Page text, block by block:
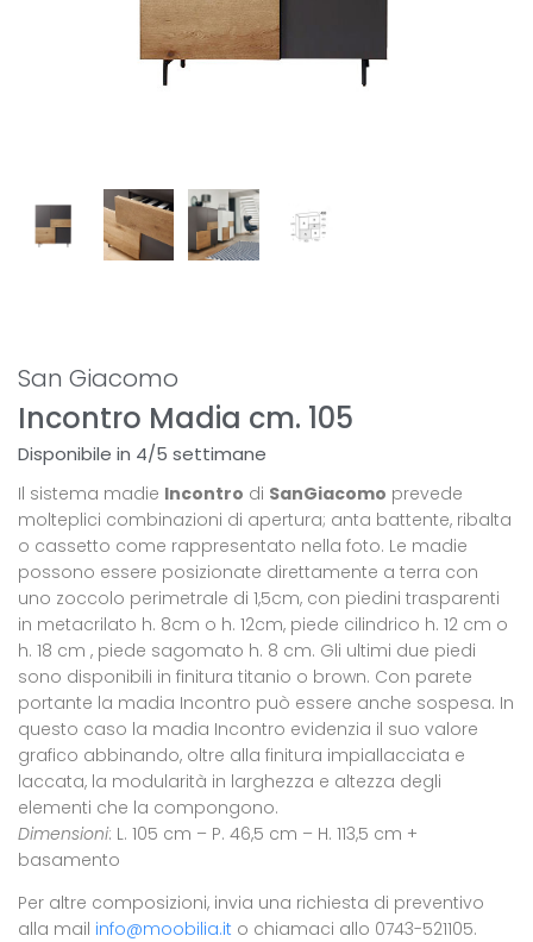
San Giacomo
Incontro Madia cm. 105
Disponibile in 4/5 settimane
Il sistema madie Incontro di SanGiacomo prevede
molteplici combinazioni di apertura; anta battente, ribalta
o cassetto come rappresentato nella foto. Le madie
possono essere posizionate direttamente a terra con
uno zoccolo perimetrale di 1,5cm, con piedini trasparenti
in metacrilato h. 8cm o h. 12cm, piede cilindrico h. 12 cm o
h. 18 cm , piede sagomato h. 8 cm. Gli ultimi due piedi
sono disponibili in finitura titanio o brown. Con parete
portante la madia Incontro può essere anche sospesa. In
questo caso la madia Incontro evidenzia il suo valore
grafico abbinando, oltre alla finitura impiallacciata e
laccata, la modularità in larghezza e altezza degli
elementi che la compongono.
Dimensioni: L. 105 cm – P. 46,5 cm – H. 113,5 cm +
basamento
Per altre composizioni, invia una richiesta di preventivo
alla mail info@moobilia.it o chiamaci allo 0743-521105.